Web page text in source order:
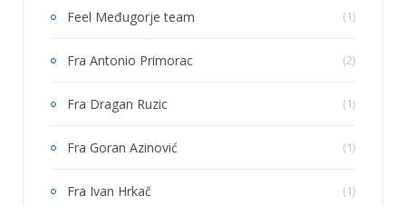
Feel Međugorje team (1)
Fra Antonio Primorac (2)
Fra Dragan Ruzic (1)
Fra Goran Azinović (1)
Fra Ivan Hrkač (1)